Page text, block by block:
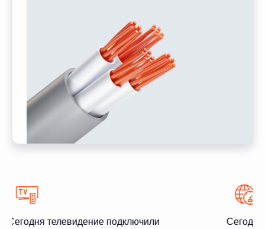
Сегодня телевидение подключили
Сегодня